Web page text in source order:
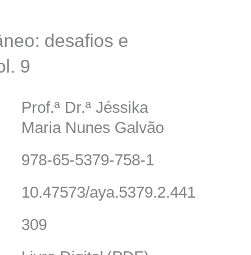
desafios e
9
Prof.ª Dr.ª Jéssika
Maria Nunes Galvão
978-65-5379-758-1
10.47573/aya.5379.2.441
309